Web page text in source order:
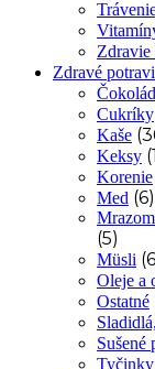
Zdravie
Zdravé
Cukríky
Kaše
Keksy
Korenie
Med (6)
(5)
Müsli
Oleje a
Ostatné
Sušené
Tyčinky